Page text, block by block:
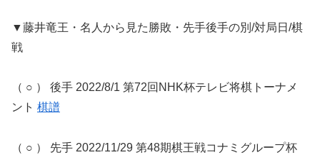
▼藤井竜王・名人から見た勝敗・先手後手の別/対局日/棋
戦
（ ○ ） 後手 2022/8/1 第72回NHK杯テレビ将棋トーナメ
ント 棋譜
（ ○ ） 先手 2022/11/29 第48期棋王戦コナミグループ杯